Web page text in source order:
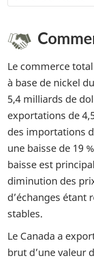
Le commerce
à base de nickel
5,4 milliards de
exportations de
des importations
une baisse de 19
baisse est
diminution des
d’échanges étant
stables.
Le Canada a
brut d’une valeur